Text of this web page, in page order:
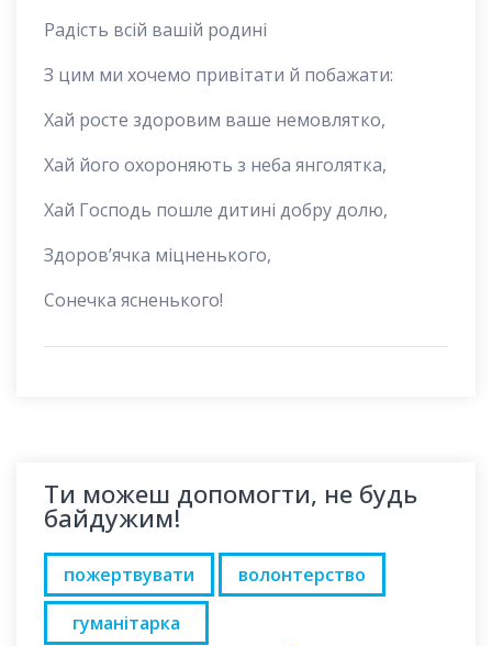
Радість всій вашій родині
З цим ми хочемо привітати й побажати:
Хай росте здоровим ваше немовлятко,
Хай його охороняють з неба янголятка,
Хай Господь пошле дитині добру долю,
Здоров’ячка міцненького,
Сонечка ясненького!
Ти можеш допомогти, не будь
байдужим!
пожертвувати
волонтерство
гуманітарка